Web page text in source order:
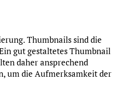
Thumbnails sind die
gut gestaltetes Thumbnail
daher ansprechend
um die Aufmerksamkeit der